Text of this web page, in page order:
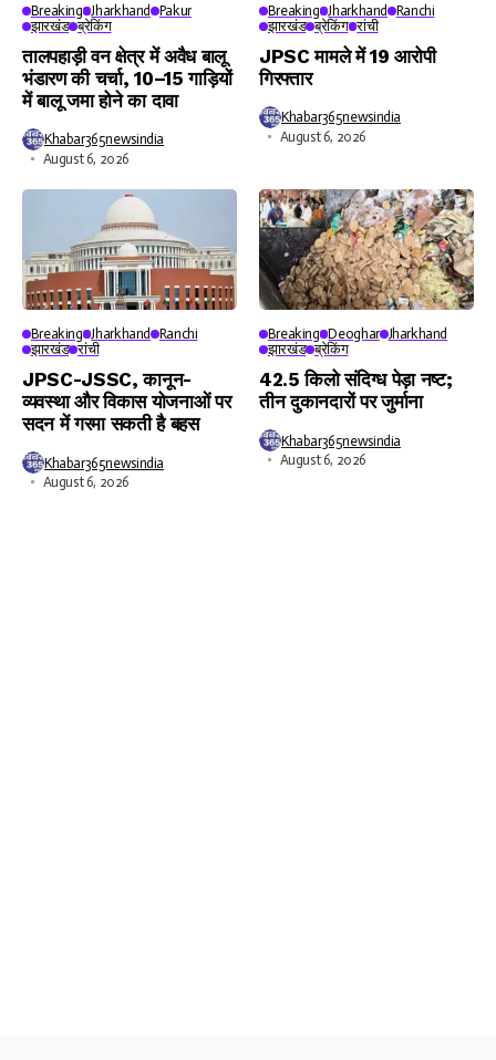
Breaking Jharkhand
Pakur
झारखंड ब्रेकिंग
तालपहाड़ी वन क्षेत्र में अवैध बालू
भंडारण की चर्चा, 10–15 गाड़ियों
में बालू जमा होने का दावा
Khabar365newsindia
August 6, 2026
Breaking Jharkhand
Ranchi
झारखंड ब्रेकिंग रांची
JPSC मामले में 19 आरोपी
गिरफ्तार
Khabar365newsindia
August 6, 2026
Breaking Jharkhand
Ranchi
झारखंड रांची
JPSC-JSSC, कानून-
व्यवस्था और विकास योजनाओं पर
सदन में गरमा सकती है बहस
Khabar365newsindia
August 6, 2026
Breaking Deoghar Jharkhand
झारखंड ब्रेकिंग
42.5 किलो संदिग्ध पेड़ा नष्ट;
तीन दुकानदारों पर जुर्माना
Khabar365newsindia
August 6, 2026